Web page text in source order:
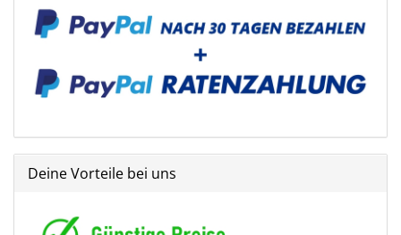
Deine Vorteile bei uns